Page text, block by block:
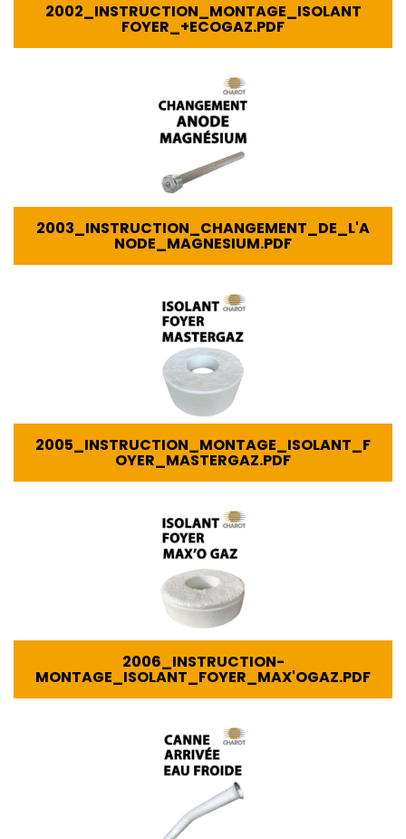
2002_INSTRUCTION_MONTAGE_ISOLANT
FOYER_+ECOGAZ.PDF
2003_INSTRUCTION_CHANGEMENT_DE_L'A
NODE_MAGNESIUM.PDF
2005_INSTRUCTION_MONTAGE_ISOLANT_F
OYER_MASTERGAZ.PDF
2006_INSTRUCTION-
MONTAGE_ISOLANT_FOYER_MAX'OGAZ.PDF